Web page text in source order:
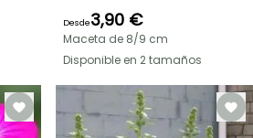
Desde3,90 €
Maceta de 8/9 cm
Disponible en 2 tamaños